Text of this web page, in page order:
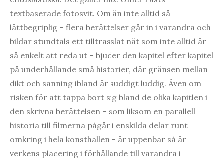
textbaserade fotosvit. Om än inte alltid så
lättbegriplig – flera berättelser går in i varandra och
bildar stundtals ett tilltrasslat nät som inte alltid är
så enkelt att reda ut – bjuder den kapitel efter kapitel
på underhållande små historier, där gränsen mellan
dikt och sanning ibland är suddigt luddig. Även om
risken för att tappa bort sig bland de olika kapitlen i
den skrivna berättelsen – som liksom en parallell
historia till filmerna pågår i enskilda delar runt
omkring i hela konsthallen – är uppenbar så är
verkens placering i förhållande till varandra i